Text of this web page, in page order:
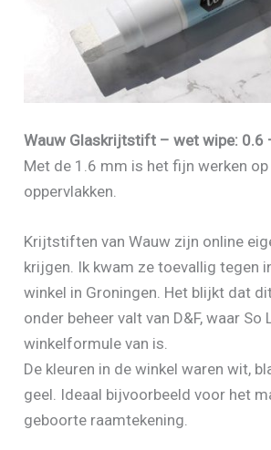
Wauw Glaskrijtstift – wet wipe: 0.6
Met de 1.6 mm is het fijn werken
oppervlakken.
Krijtstiften van Wauw zijn online
krijgen. Ik kwam ze toevallig tegen
winkel in Groningen. Het blijkt dat
onder beheer valt van D&F, waar So
winkelformule van is.
De kleuren in de winkel waren wit,
geel. Ideaal bijvoorbeeld voor het
geboorte raamtekening.